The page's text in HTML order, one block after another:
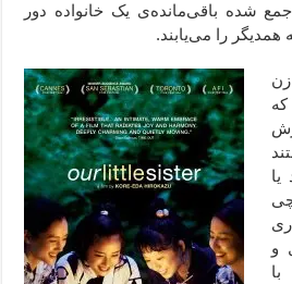
شده باقی‌مانده‌ی یک خانواده دور
را می‌یابند.
زن
یا
و